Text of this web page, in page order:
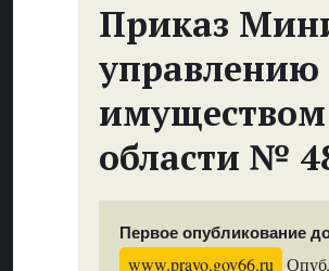
Приказ
управлению
имуществом
области №
Первое опубликование
www.pravo.gov66.ru